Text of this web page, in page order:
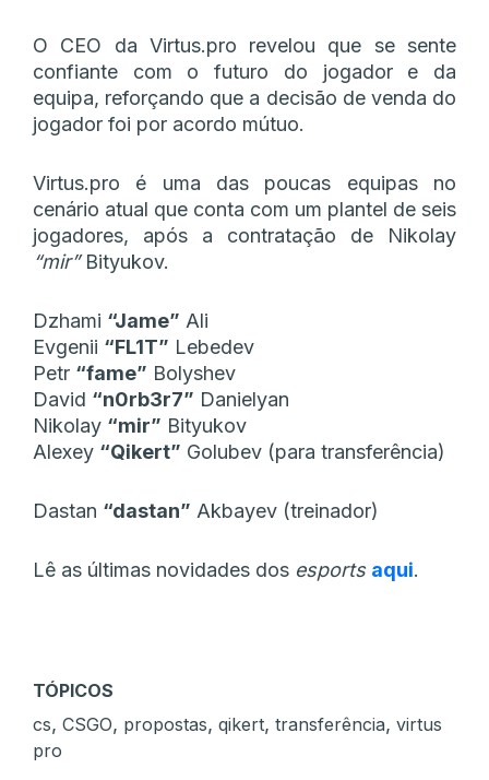
O CEO da Virtus.pro revelou que se sente
confiante com o futuro do jogador e da
equipa, reforçando que a decisão de venda do
jogador foi por acordo mútuo.
Virtus.pro é uma das poucas equipas no
cenário atual que conta com um plantel de seis
jogadores, após a contratação de Nikolay
“mir”Bityukov.
Dzhami “Jame” Ali
Evgenii “FL1T” Lebedev
Petr “⁠fame” Bolyshev
David “n0rb3r7” Danielyan
Nikolay “mir” Bityukov
Alexey “Qikert” Golubev (para transferência)
Dastan “dastan” Akbayev (treinador)
Lê as últimas novidades dos esports aqui.
TÓPICOS
cs, CSGO, propostas, qikert, transferência, virtus
pro